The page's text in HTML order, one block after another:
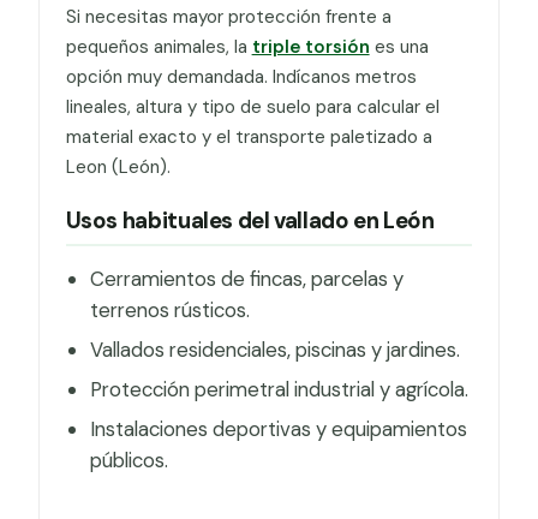
Si necesitas mayor protección frente a
pequeños animales, la triple torsión es una
opción muy demandada. Indícanos metros
lineales, altura y tipo de suelo para calcular el
material exacto y el transporte paletizado a
Leon (León).
Usos habituales del vallado en León
Cerramientos de fincas, parcelas y
terrenos rústicos.
Vallados residenciales, piscinas y jardines.
Protección perimetral industrial y agrícola.
Instalaciones deportivas y equipamientos
públicos.